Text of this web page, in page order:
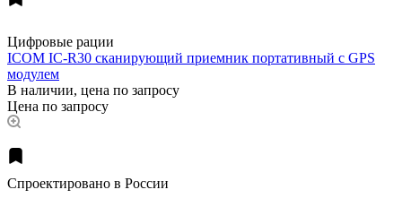
Цифровые рации
ICOM IC-R30 сканирующий приемник портативный c GPS
модулем
В наличии, цена по запросу
Цена по запросу
Спроектировано в России